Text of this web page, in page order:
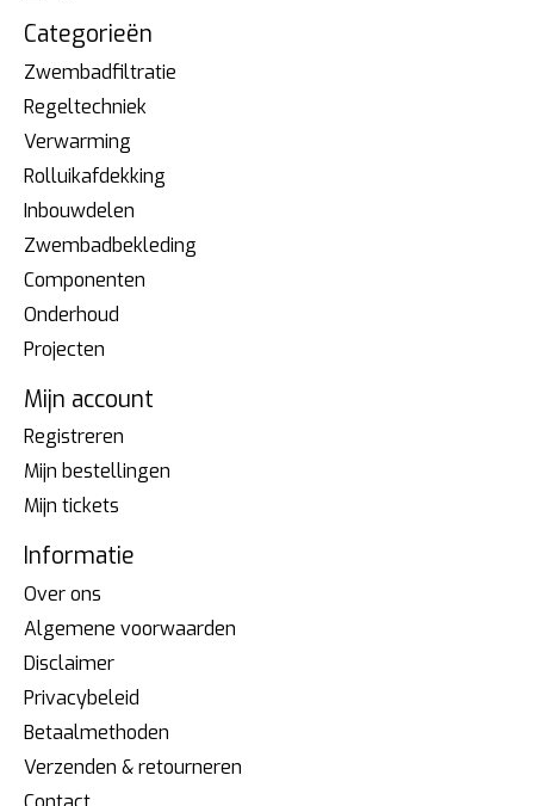
Categorieën
Zwembadfiltratie
Regeltechniek
Verwarming
Rolluikafdekking
Inbouwdelen
Zwembadbekleding
Componenten
Onderhoud
Projecten
Mijn account
Registreren
Mijn bestellingen
Mijn tickets
Informatie
Over ons
Algemene voorwaarden
Disclaimer
Privacybeleid
Betaalmethoden
Verzenden & retourneren